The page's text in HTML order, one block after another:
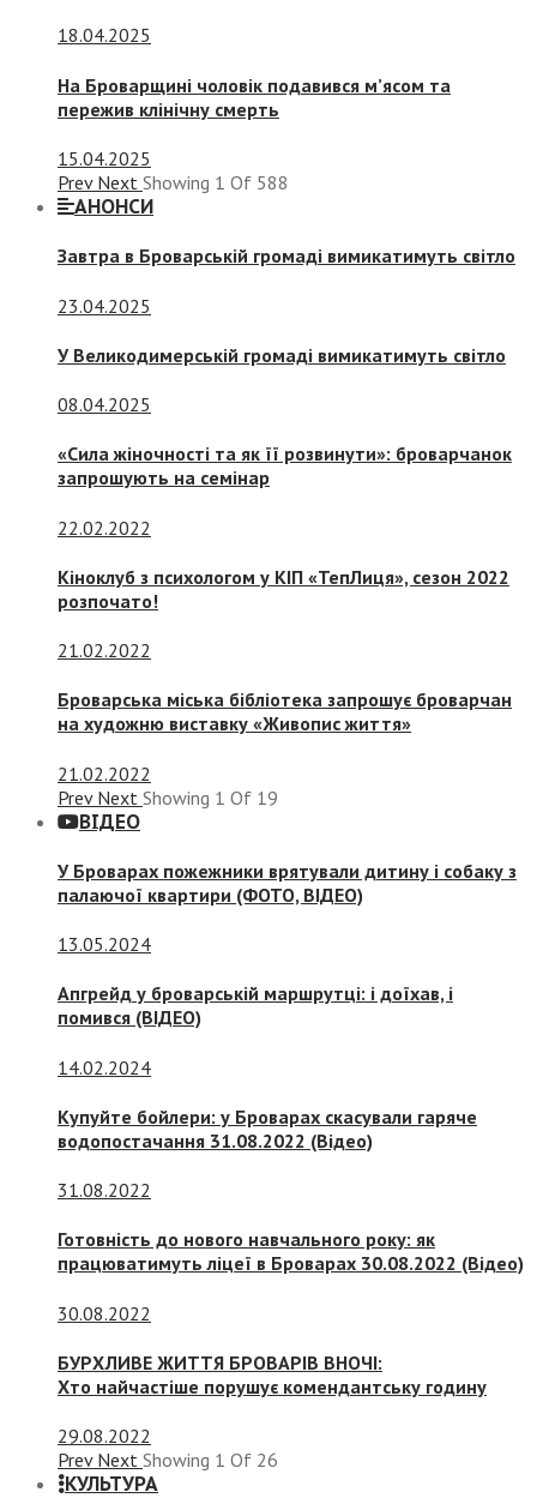
18.04.2025
На Броварщині чоловік подавився м’ясом та
пережив клінічну смерть
15.04.2025
Prev Next Showing 1 Of 588
АНОНСИ
Завтра в Броварській громаді вимикатимуть світло
23.04.2025
У Великодимерській громаді вимикатимуть світло
08.04.2025
«Сила жіночності та як її розвинути»: броварчанок
запрошують на семінар
22.02.2022
Кіноклуб з психологом у КІП «ТепЛиця», сезон 2022
розпочато!
21.02.2022
Броварська міська бібліотека запрошує броварчан
на художню виставку «Живопис життя»
21.02.2022
Prev Next Showing 1 Of 19
ВІДЕО
У Броварах пожежники врятували дитину і собаку з
палаючої квартири (ФОТО, ВІДЕО)
13.05.2024
Апгрейд у броварській маршрутці: і доїхав, і
помився (ВІДЕО)
14.02.2024
Купуйте бойлери: у Броварах скасували гаряче
водопостачання 31.08.2022 (Відео)
31.08.2022
Готовність до нового навчального року: як
працюватимуть ліцеї в Броварах 30.08.2022 (Відео)
30.08.2022
БУРХЛИВЕ ЖИТТЯ БРОВАРІВ ВНОЧІ:
Хто найчастіше порушує комендантську годину
29.08.2022
Prev Next Showing 1 Of 26
КУЛЬТУРА